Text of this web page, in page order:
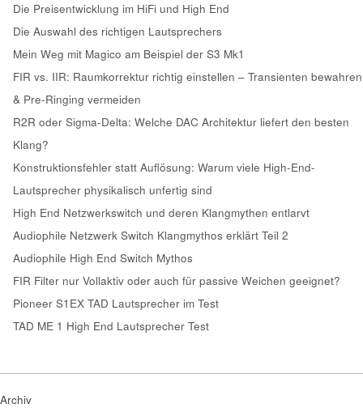
Die Preisentwicklung im HiFi und High End
Die Auswahl des richtigen Lautsprechers
Mein Weg mit Magico am Beispiel der S3 Mk1
FIR vs. IIR: Raumkorrektur richtig einstellen – Transienten bewahren
& Pre-Ringing vermeiden
R2R oder Sigma-Delta: Welche DAC Architektur liefert den besten
Klang?
Konstruktionsfehler statt Auflösung: Warum viele High-End-
Lautsprecher physikalisch unfertig sind
High End Netzwerkswitch und deren Klangmythen entlarvt
Audiophile Netzwerk Switch Klangmythos erklärt Teil 2
Audiophile High End Switch Mythos
FIR Filter nur Vollaktiv oder auch für passive Weichen geeignet?
Pioneer S1EX TAD Lautsprecher im Test
TAD ME 1 High End Lautsprecher Test
Archiv